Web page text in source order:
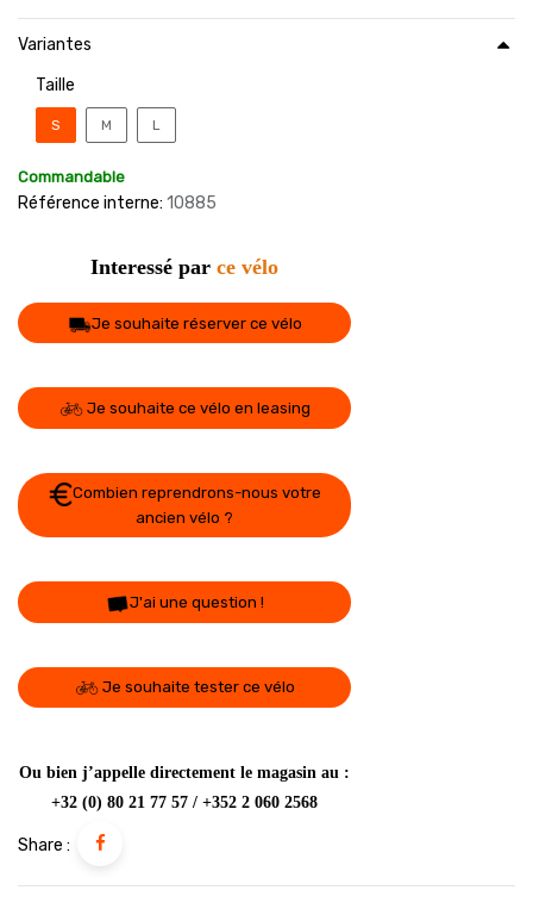
Variantes
Taille
S M L
Commandable
Référence interne: 10885
Interessé par ce vélo
Je souhaite réserver ce vélo
Je souhaite ce vélo en leasing
Combien reprendrons-nous votre
ancien vélo ?
J'ai une question !
Je souhaite tester ce vélo
Ou bien j’appelle directement le magasin au :
+32 (0) 80 21 77 57 / +352 2 060 2568
Share :